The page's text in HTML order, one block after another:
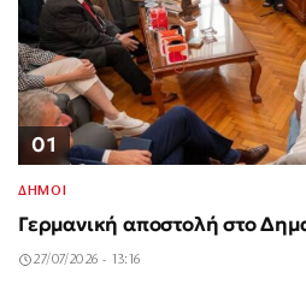
01
ΔΗΜΟΙ
Γερμανική αποστολή στο
27/07/2026 - 13:16